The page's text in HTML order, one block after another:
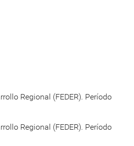
Regional (FEDER). Período
Regional (FEDER). Período